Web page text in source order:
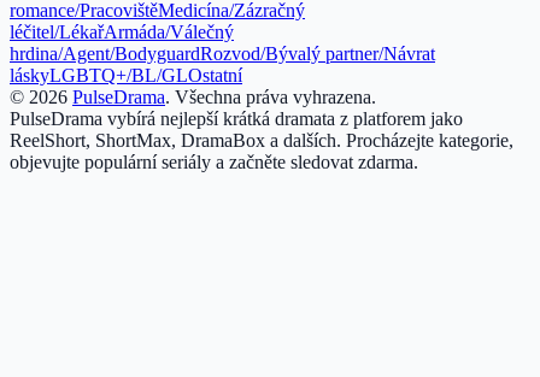
romance/PracovištěMedicína/Zázračný
léčitel/LékařArmáda/Válečný
hrdina/Agent/BodyguardRozvod/Bývalý partner/Návrat
láskyLGBTQ+/BL/GLOstatní
© 2026 PulseDrama. Všechna práva vyhrazena.
PulseDrama vybírá nejlepší krátká dramata z platforem jako
ReelShort, ShortMax, DramaBox a dalších. Procházejte kategorie,
objevujte populární seriály a začněte sledovat zdarma.